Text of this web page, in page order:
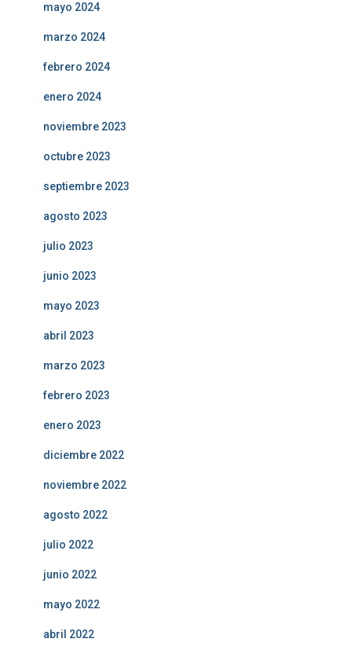
mayo 2024
marzo 2024
febrero 2024
enero 2024
noviembre 2023
octubre 2023
septiembre 2023
agosto 2023
julio 2023
junio 2023
mayo 2023
abril 2023
marzo 2023
febrero 2023
enero 2023
diciembre 2022
noviembre 2022
agosto 2022
julio 2022
junio 2022
mayo 2022
abril 2022